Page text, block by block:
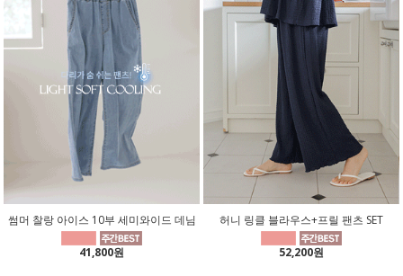
썸머 찰랑 아이스 10부 세미와이드 데님
41,800원
허니 링클 블라우스+프릴 팬츠 SET
52,200원